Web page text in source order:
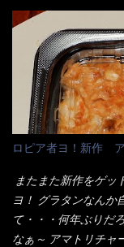
ンとした厚さのある
これを難なく完食出
はないだろう。 こ
呼ばれるメニューは
いから、2枚乗せに
イ棒状ラーメンを、
へ 坦々まぜそばと
なり私の胃袋をグ
デビューが決まりま
チャルメラや日清か
ん！！ 酸っぱくし
メシは、宮崎辛麺に
んだか紙に巻かれた
り見慣れない姿・・
明なトレイに並んだ
がかかる） 袋の裏
それなばらと冷蔵庫
ロピア者ヨ！新作
またまた新作をゲ
ヨ！ グラタンなんか
て・・・何年ぶりだ
なぁ～ アマトリチ